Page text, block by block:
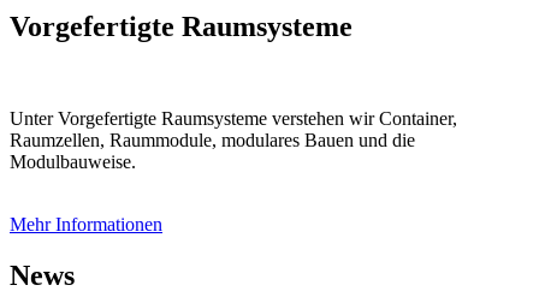
Vorgefertigte Raumsysteme
Unter Vorgefertigte Raumsysteme verstehen wir Container,
Raumzellen, Raummodule, modulares Bauen und die
Modulbauweise.
Mehr Informationen
News